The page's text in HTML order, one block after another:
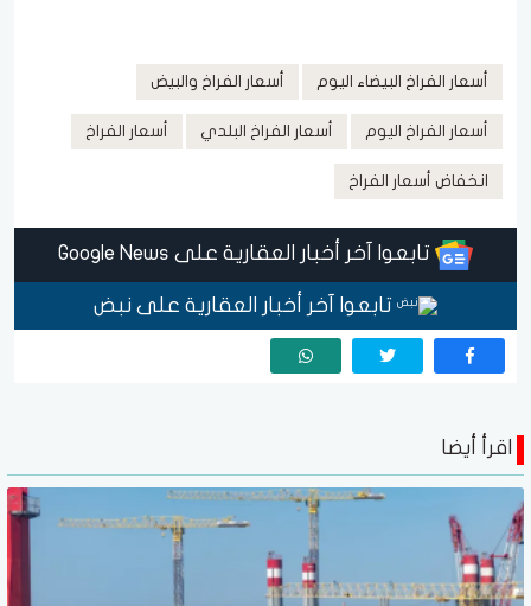
أسعار الفراخ البيضاء اليوم أسعار الفراخ والبيض
أسعار الفراخ اليوم أسعار الفراخ البلدي أسعار الفراخ
انخفاض أسعار الفراخ
تابعوا آخر أخبار العقارية على Google News
تابعوا آخر أخبار العقارية على نبض
اقرأ أيضا